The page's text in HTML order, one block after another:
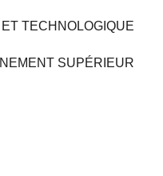
TECHNOLOGIQUE
SUPÉRIEUR